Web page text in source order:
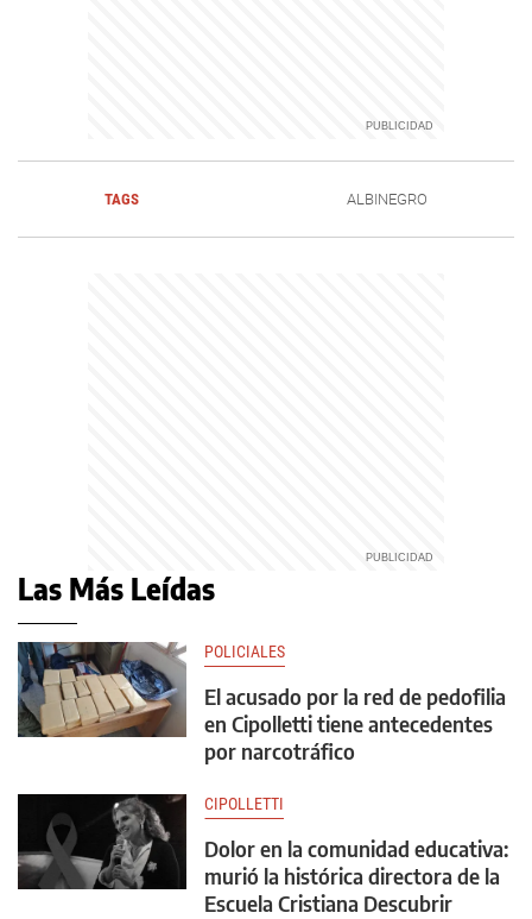
TAGS ALBINEGRO
Las Más Leídas
POLICIALES
El acusado por la red de pedofilia
en Cipolletti tiene antecedentes
por narcotráfico
CIPOLLETTI
Dolor en la comunidad educativa:
murió la histórica directora de la
Escuela Cristiana Descubrir